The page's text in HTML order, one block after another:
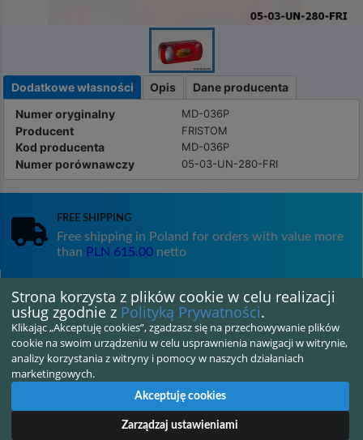
Strona korzysta z plików cookie w celu realizacji
usług zgodnie z Polityką Prywatności.
Klikając „Akceptuję cookies”, zgadzasz się na przechowywanie plików
cookie na swoim urządzeniu w celu usprawnienia nawigacji w witrynie,
analizy korzystania z witryny i pomocy w naszych działaniach
marketingowych.
Akceptuję cookies
Zarządzaj ustawieniami
Dodatkowe własności Opis
Dane producenta
Numer oryginalny
MD-036P
Producent FRISTOM
Kod producenta MD-036P
Numer porównawczy 05-03-UN-280-FRI
Free shipping
Free shipping in Poland for orders with value more
than PLN 615.00netto
Satisfaction guarantee
14 days for returning goods
Shipping in 24H